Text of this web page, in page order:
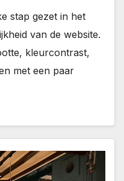
stap gezet in het
van de website.
kleurcontrast,
met een paar